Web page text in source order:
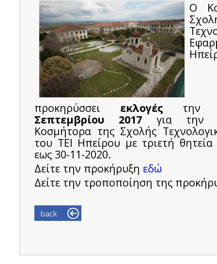
Ο
προκηρύσσει εκλογές
Σεπτεμβρίου 2017 για την
Κοσμήτορα της Σχολής
του ΤΕΙ Ηπείρου με τριετή
εως 30-11-2020.
Δείτε την προκήρυξη εδώ
Δείτε την τροποποίηση της
back